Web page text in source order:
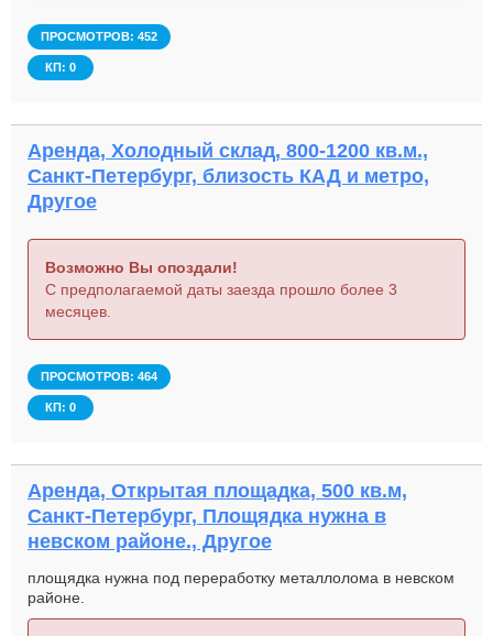
ПРОСМОТРОВ: 452
КП: 0
Аренда, Холодный склад, 800-1200 кв.м.,
Санкт-Петербург, близость КАД и метро,
Другое
Возможно Вы опоздали!
С предполагаемой даты заезда прошло более 3
месяцев.
ПРОСМОТРОВ: 464
КП: 0
Аренда, Открытая площадка, 500 кв.м,
Санкт-Петербург, Площядка нужна в
невском районе., Другое
площядка нужна под переработку металлолома в невском
районе.